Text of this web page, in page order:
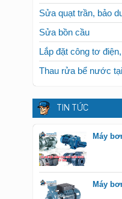
Sửa quạt trần, bảo
Sửa bồn cầu
Lắp đặt công tơ
Thau rửa bể nước
TIN TỨC
Máy
Máy